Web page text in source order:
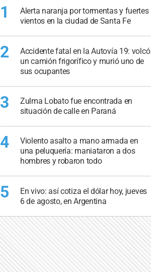
1
Alerta naranja por tormentas y fuertes
vientos en la ciudad de Santa Fe
2
Accidente fatal en la Autovía 19: volcó
un camión frigorífico y murió uno de
sus ocupantes
3
Zulma Lobato fue encontrada en
situación de calle en Paraná
4
Violento asalto a mano armada en
una peluquería: maniataron a dos
hombres y robaron todo
5
En vivo: así cotiza el dólar hoy, jueves
6 de agosto, en Argentina